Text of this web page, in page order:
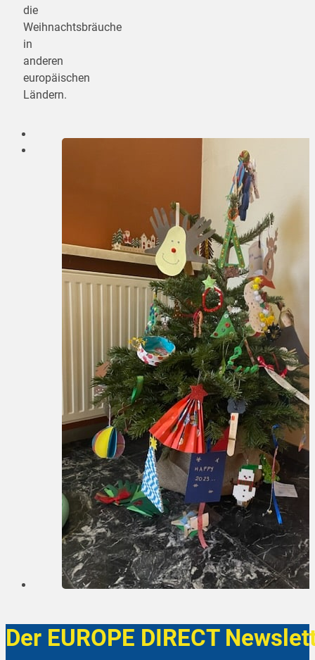
die
Weihnachtsbräuche
in
anderen
europäischen
Ländern.
Der EUROPE DIRECT